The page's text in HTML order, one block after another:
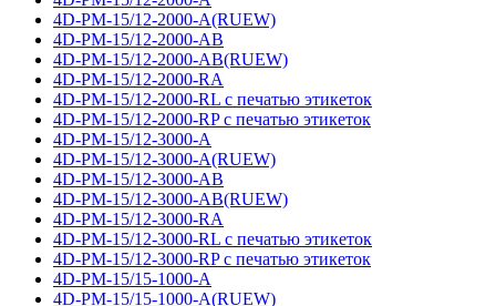
4D-PM-15/12-2000-A(RUEW)
4D-PM-15/12-2000-AB
4D-PM-15/12-2000-AB(RUEW)
4D-PM-15/12-2000-RA
4D-PM-15/12-2000-RL с печатью этикеток
4D-PM-15/12-2000-RP с печатью этикеток
4D-PM-15/12-3000-A
4D-PM-15/12-3000-A(RUEW)
4D-PM-15/12-3000-AB
4D-PM-15/12-3000-AB(RUEW)
4D-PM-15/12-3000-RA
4D-PM-15/12-3000-RL с печатью этикеток
4D-PM-15/12-3000-RP с печатью этикеток
4D-PM-15/15-1000-A
4D-PM-15/15-1000-A(RUEW)